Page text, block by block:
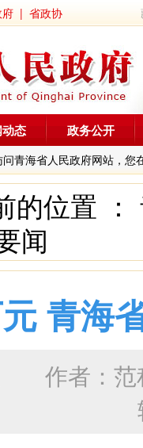
| 省政协
青海省人民政府网站，您
态 政务公开
位置 ：
闻
青海
作者：